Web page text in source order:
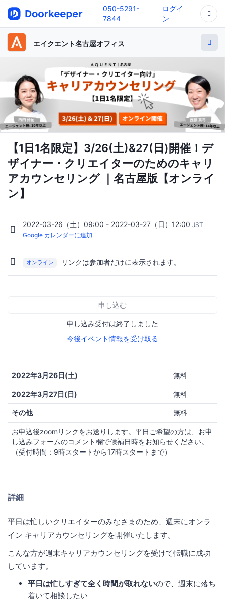
050-5291-
7844
ログイ
ン
エイクエント名古屋オフィス
【1日1名限定】3/26(土)&27(日)開催！デ
ザイナー・クリエイターのためのキャリ
アカウンセリング ｜名古屋版【オンライ
ン】
2022-03-26（土）09:00 - 2022-03-27（日）12:00 JST
Google カレンダーに追加
オンライン リンクは参加者だけに表示されます。
申し込む
申し込み受付は終了しました
今後イベント情報を受け取る
2022年3月26日(土) 無料
2022年3月27日(日) 無料
その他 無料
お申込後zoomリンクをお送りします。平日ご希望の方は、お申
し込みフォームのコメント欄で候補日時をお知らせください。
（受付時間：9時スタートから17時スタートまで）
詳細
平日は忙しいクリエイターのみなさまのため、週末にオンラ
イン キャリアカウンセリングを開催いたします。
こんな方が週末キャリアカウンセリングを受けて転職に成功
しています。
平日は忙しすぎて全く時間が取れないので、週末に落ち
着いて相談したい